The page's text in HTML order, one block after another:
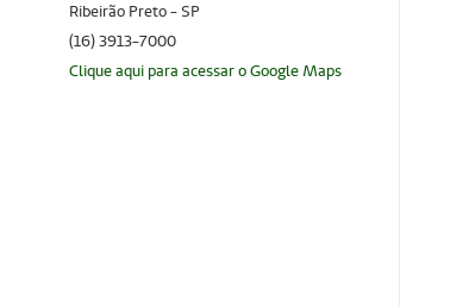
Ribeirão Preto - SP
(16) 3913-7000
Clique aqui para acessar o Google Maps